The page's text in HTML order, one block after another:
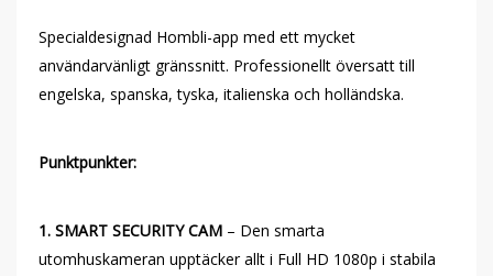
Specialdesignad Hombli-app med ett mycket
användarvänligt gränssnitt. Professionellt översatt till
engelska, spanska, tyska, italienska och holländska.
Punktpunkter:
1. SMART SECURITY CAM – Den smarta
utomhuskameran upptäcker allt i Full HD 1080p i stabila